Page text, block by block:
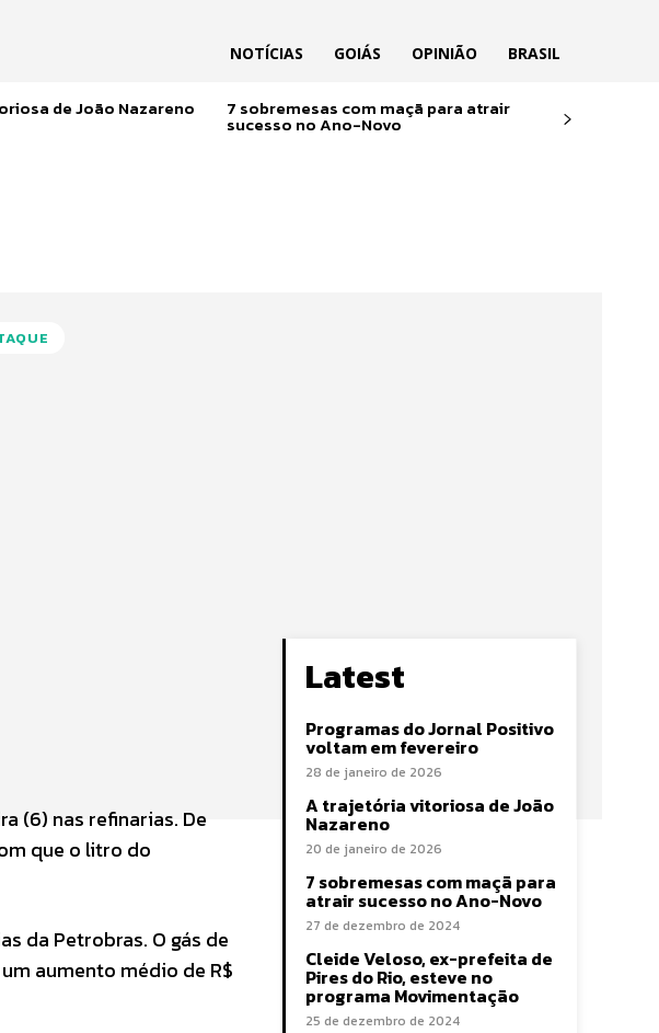
NOTÍCIAS GOIÁS OPINIÃO BRASIL
de João Nazareno 7 sobremesas com maçã para atrair
sucesso no Ano-Novo
(6) nas refinarias. De
que o litro do
da Petrobras. O gás de
aumento médio de R$
Latest
Programas do Jornal Positivo
voltam em fevereiro
28 de janeiro de 2026
A trajetória vitoriosa de João
Nazareno
20 de janeiro de 2026
7 sobremesas com maçã para
atrair sucesso no Ano-Novo
27 de dezembro de 2024
Cleide Veloso, ex-prefeita de
Pires do Rio, esteve no
programa Movimentação
25 de dezembro de 2024